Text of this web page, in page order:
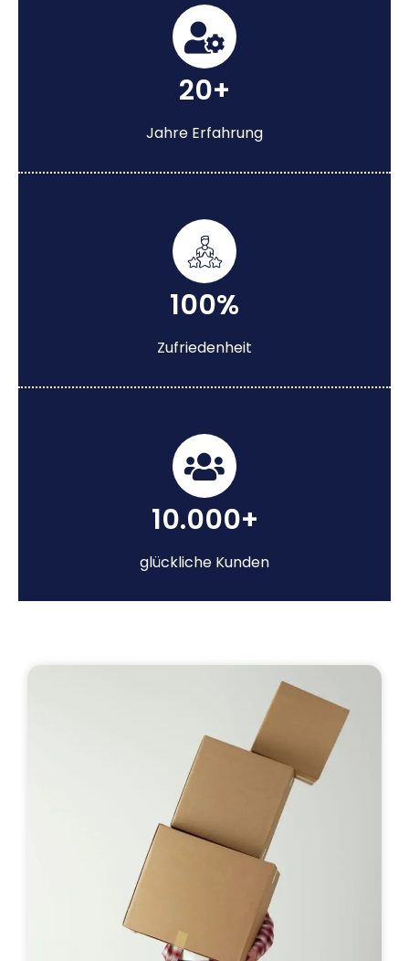
20+
Jahre Erfahrung
100%
Zufriedenheit
10.000+
glückliche Kunden